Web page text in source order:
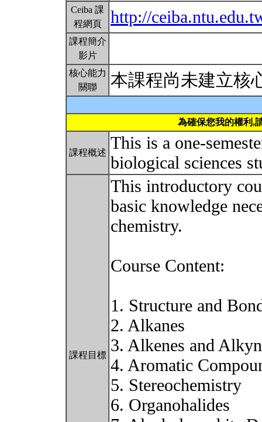
Ceiba 課
程網頁
http://
課程簡介
影片
核心能力
關聯
本課程尚未建立核
為確保您我的權利,
課程概述 This is a one-
biological sciences
課程目標
This introductory
basic knowledge
chemistry.
Course Content:
1. Structure and
2. Alkanes
3. Alkenes and
4. Aromatic
5. Stereochemistry
6. Organohalides